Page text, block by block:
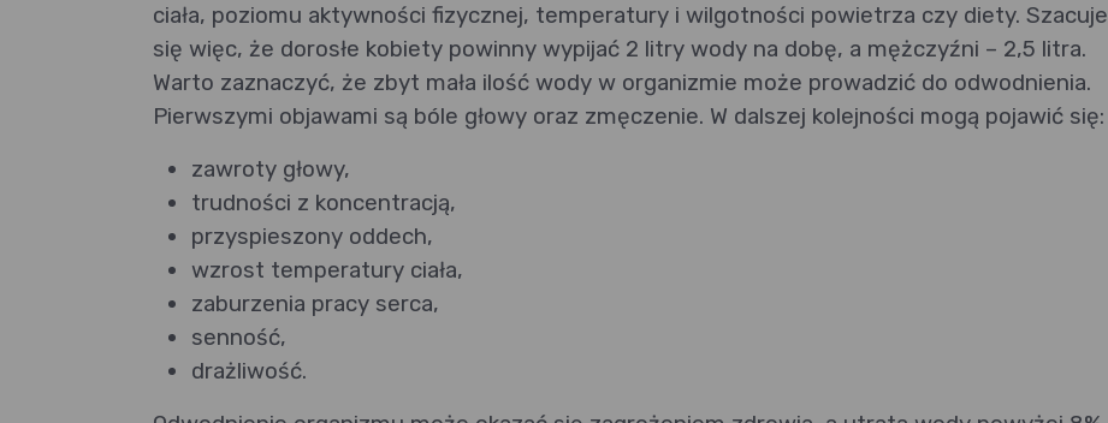
ciała, poziomu aktywności fizycznej, temperatury i wilgotności powietrza czy diety. Szacuje
się więc, że dorosłe kobiety powinny wypijać 2 litry wody na dobę, a mężczyźni – 2,5 litra.
Warto zaznaczyć, że zbyt mała ilość wody w organizmie może prowadzić do odwodnienia.
Pierwszymi objawami są bóle głowy oraz zmęczenie. W dalszej kolejności mogą pojawić się:
zawroty głowy,
trudności z koncentracją,
przyspieszony oddech,
wzrost temperatury ciała,
zaburzenia pracy serca,
senność,
drażliwość.